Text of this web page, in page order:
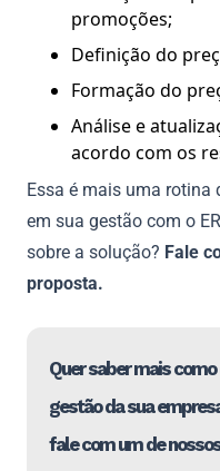
promoções;
Definição do
Formação do
Análise e
acordo com os
Essa é mais uma rotina
em sua gestão com o
sobre a solução? Fale
proposta.
Quer saber mais como
gestão da sua
fale com um de